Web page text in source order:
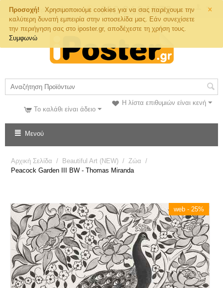
×
Προσοχή!
Χρησιμοποιούμε cookies για να σας παρέχουμε την
καλύτερη δυνατή εμπειρία στην ιστοσελίδα μας. Εάν συνεχίσετε
την περιήγηση σας στο iposter.gr, αποδέχεστε τη χρήση τους.
Συμφωνώ
Τηλ. Παραγγελιών
Η λίστα επιθυμιών είναι κενή
Το καλάθι είναι άδειο
Μενού
Αρχική Σελίδα / Beautiful Art (NEW) / Ζώα /
Peacock Garden III BW - Thomas Miranda
web - 25%